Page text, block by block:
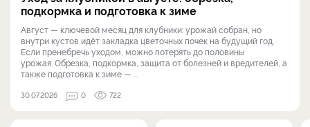
подкормка и подготовка к зиме
Август — ключевой месяц для клубники: урожай собран, но
внутри кустов идёт закладка цветочных почек на будущий год.
Если пренебречь уходом, можно потерять до половины
урожая. Обрезка, подкормка, защита от болезней и вредителей, а
также подготовка к зиме — ...
30.07.2026 0 722